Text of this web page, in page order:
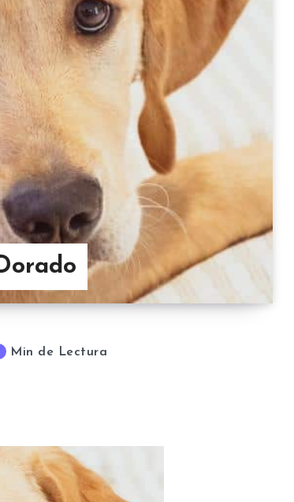
Min de Lectura